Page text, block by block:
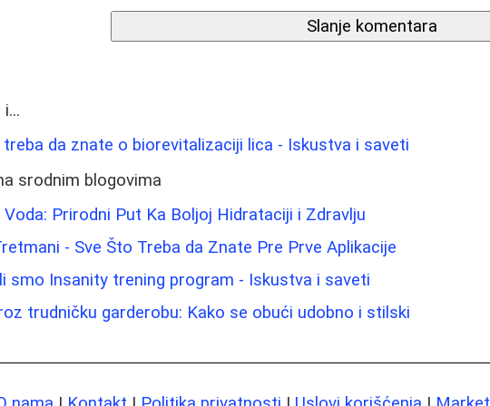
Slanje komentara
da znate o biorevitalizaciji lica - Iskustva i saveti
srodnim blogovima
Voda: Prirodni Put Ka Boljoj Hidrataciji i Zdravlju
- Sve Što Treba da Znate Pre Prve Aplikacije
smo Insanity trening program - Iskustva i saveti
trudničku garderobu: Kako se obući udobno i stilski